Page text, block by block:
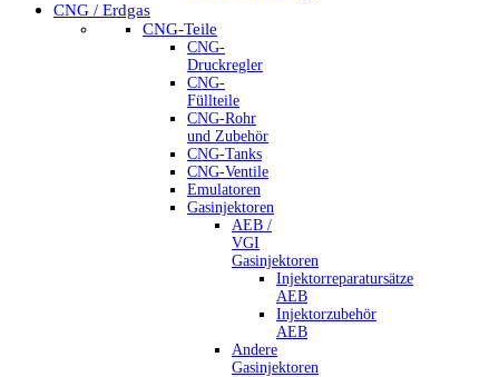
CNG / Erdgas
CNG-Teile
CNG-
Druckregler
CNG-
Füllteile
CNG-Rohr
und Zubehör
CNG-Tanks
CNG-Ventile
Emulatoren
Gasinjektoren
AEB /
VGI
Gasinjektoren
Injektorreparatursätze
AEB
Injektorzubehör
AEB
Andere
Gasinjektoren